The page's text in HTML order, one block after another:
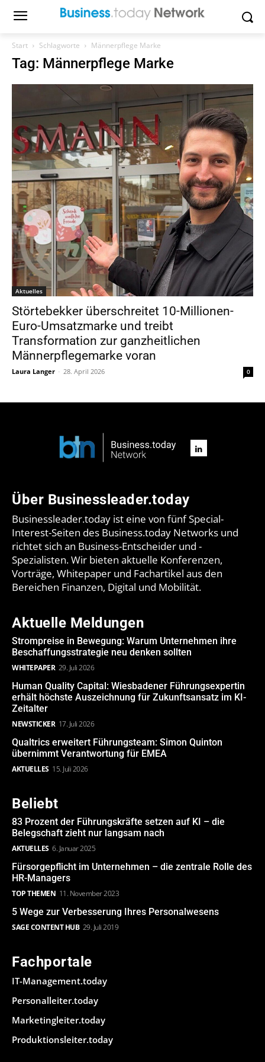
Start Schlagworte Männerpflege Marke
Tag: Männerpflege Marke
Aktuelles
Störtebekker überschreitet 10-Millionen-
Euro-Umsatzmarke und treibt
Transformation zur ganzheitlichen
Männerpflegemarke voran
Laura Langer - 28. April 2026 0
Über Businessleader.today
Businessleader.today ist eine von fünf Special-
Interest-Seiten des Business.today Networks und
richtet sich an Business-Entscheider und -
Spezialisten. Wir bieten aktuelle Konferenzen,
Vorträge, Whitepaper und Fachartikel aus den
Bereichen Finanzen, Digital und Mobilität.
Aktuelle Meldungen
Strompreise in Bewegung: Warum Unternehmen ihre
Beschaffungsstrategie neu denken sollten
WHITEPAPER 29. Juli 2026
Human Quality Capital: Wiesbadener Führungsexpertin
erhält höchste Auszeichnung für Zukunftsansatz im KI-
Zeitalter
NEWSTICKER 17. Juli 2026
Qualtrics erweitert Führungsteam: Simon Quinton
übernimmt Verantwortung für EMEA
AKTUELLES 15. Juli 2026
Beliebt
83 Prozent der Führungskräfte setzen auf KI – die
Belegschaft zieht nur langsam nach
AKTUELLES 6. Januar 2025
Fürsorgepflicht im Unternehmen – die zentrale Rolle des
HR-Managers
TOP THEMEN 11. November 2023
5 Wege zur Verbesserung Ihres Personalwesens
SAGE CONTENT HUB 29. Juli 2019
Fachportale
IT-Management.today
Personalleiter.today
Marketingleiter.today
Produktionsleiter.today